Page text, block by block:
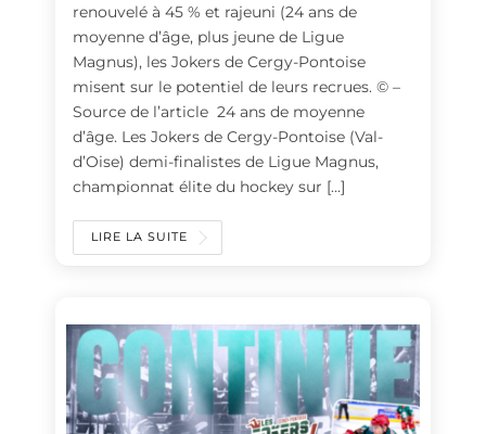
renouvelé à 45 % et rajeuni (24 ans de
moyenne d’âge, plus jeune de Ligue
Magnus), les Jokers de Cergy-Pontoise
misent sur le potentiel de leurs recrues. © –
Source de l’article 24 ans de moyenne
d’âge. Les Jokers de Cergy-Pontoise (Val-
d’Oise) demi-finalistes de Ligue Magnus,
championnat élite du hockey sur […]
LIRE LA SUITE